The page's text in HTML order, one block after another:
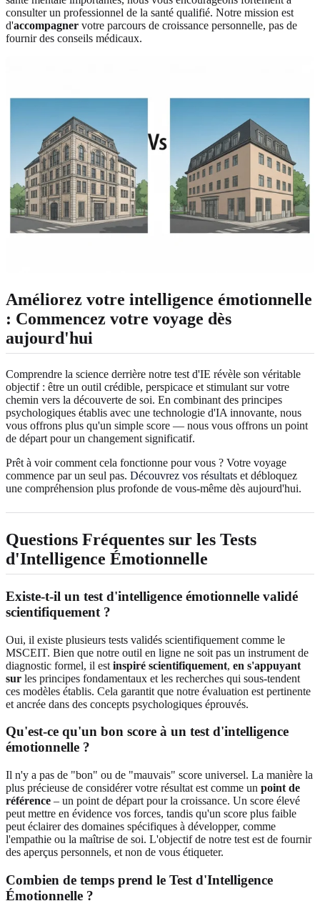
consulter un professionnel de la santé qualifié. Notre mission est
d'accompagner votre parcours de croissance personnelle, pas de
fournir des conseils médicaux.
Améliorez votre intelligence émotionnelle
: Commencez votre voyage dès
aujourd'hui
Comprendre la science derrière notre test d'IE révèle son véritable
objectif : être un outil crédible, perspicace et stimulant sur votre
chemin vers la découverte de soi. En combinant des principes
psychologiques établis avec une technologie d'IA innovante, nous
vous offrons plus qu'un simple score — nous vous offrons un point
de départ pour un changement significatif.
Prêt à voir comment cela fonctionne pour vous ? Votre voyage
commence par un seul pas. Découvrez vos résultats et débloquez
une compréhension plus profonde de vous-même dès aujourd'hui.
Questions Fréquentes sur les Tests
d'Intelligence Émotionnelle
Existe-t-il un test d'intelligence émotionnelle validé
scientifiquement ?
Oui, il existe plusieurs tests validés scientifiquement comme le
MSCEIT. Bien que notre outil en ligne ne soit pas un instrument de
diagnostic formel, il est inspiré scientifiquement, en s'appuyant
sur les principes fondamentaux et les recherches qui sous-tendent
ces modèles établis. Cela garantit que notre évaluation est pertinente
et ancrée dans des concepts psychologiques éprouvés.
Qu'est-ce qu'un bon score à un test d'intelligence
émotionnelle ?
Il n'y a pas de "bon" ou de "mauvais" score universel. La manière la
plus précieuse de considérer votre résultat est comme un point de
référence – un point de départ pour la croissance. Un score élevé
peut mettre en évidence vos forces, tandis qu'un score plus faible
peut éclairer des domaines spécifiques à développer, comme
l'empathie ou la maîtrise de soi. L'objectif de notre test est de fournir
des aperçus personnels, et non de vous étiqueter.
Combien de temps prend le Test d'Intelligence
Émotionnelle ?